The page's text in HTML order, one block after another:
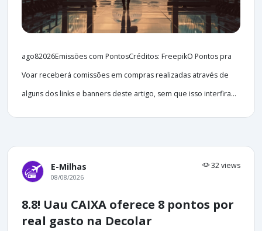
ago82026Emissões com PontosCréditos: FreepikO Pontos pra
Voar receberá comissões em compras realizadas através de
alguns dos links e banners deste artigo, sem que isso interfira...
E-Milhas 32 views
08/08/2026
8.8! Uau CAIXA oferece 8 pontos por
real gasto na Decolar